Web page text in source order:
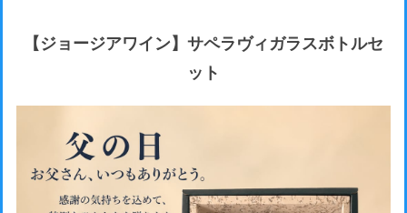
【ジョージアワイン】サペラヴィガラスボトルセ
ット